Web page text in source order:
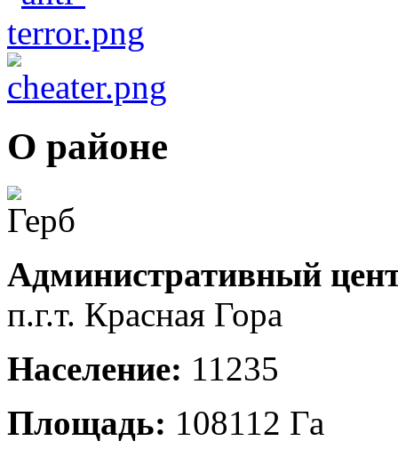
О районе
Административный
п.г.т. Красная Гора
Население: 11235
Площадь: 108112 Га